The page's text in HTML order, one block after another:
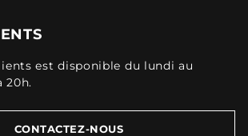
est disponible du lundi au
20h.
CONTACTEZ-NOUS